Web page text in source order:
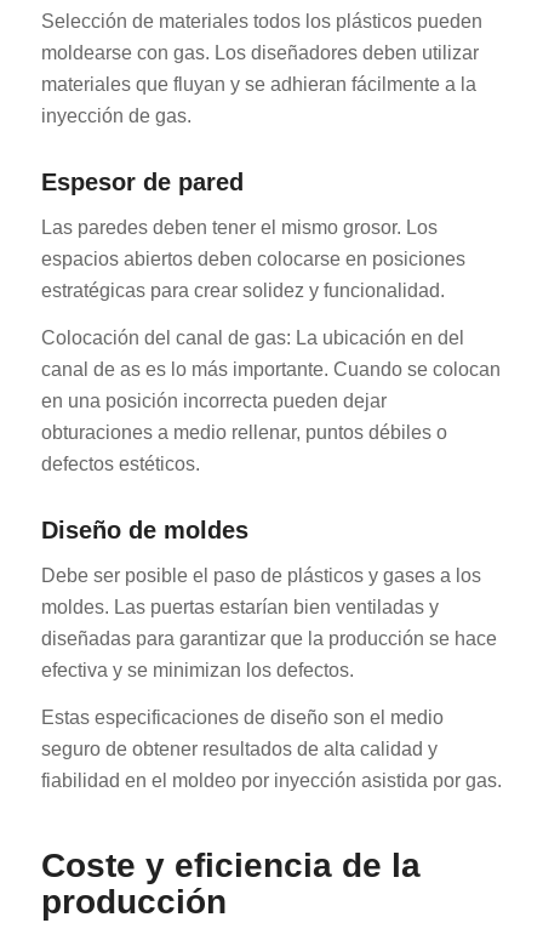
Selección de materiales todos los plásticos pueden
moldearse con gas. Los diseñadores deben utilizar
materiales que fluyan y se adhieran fácilmente a la
inyección de gas.
Espesor de pared
Las paredes deben tener el mismo grosor. Los
espacios abiertos deben colocarse en posiciones
estratégicas para crear solidez y funcionalidad.
Colocación del canal de gas: La ubicación en del
canal de as es lo más importante. Cuando se colocan
en una posición incorrecta pueden dejar
obturaciones a medio rellenar, puntos débiles o
defectos estéticos.
Diseño de moldes
Debe ser posible el paso de plásticos y gases a los
moldes. Las puertas estarían bien ventiladas y
diseñadas para garantizar que la producción se hace
efectiva y se minimizan los defectos.
Estas especificaciones de diseño son el medio
seguro de obtener resultados de alta calidad y
fiabilidad en el moldeo por inyección asistida por gas.
Coste y eficiencia de la
producción